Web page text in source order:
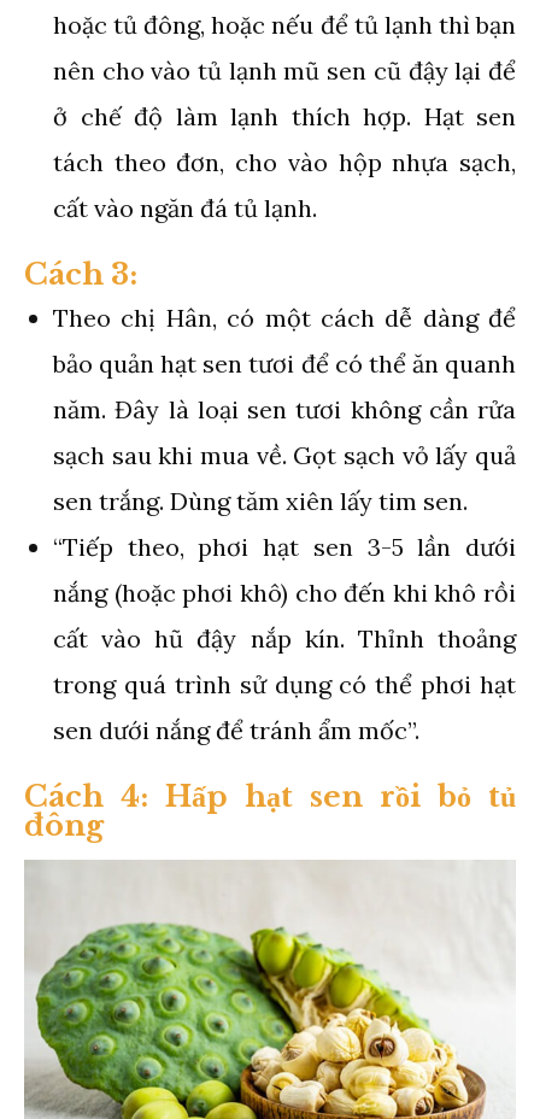
hoặc tủ đông, hoặc nếu để tủ lạnh thì bạn
nên cho vào tủ lạnh mũ sen cũ đậy lại để
ở chế độ làm lạnh thích hợp. Hạt sen
tách theo đơn, cho vào hộp nhựa sạch,
cất vào ngăn đá tủ lạnh.
Cách 3:
Theo chị Hân, có một cách dễ dàng để
bảo quản hạt sen tươi để có thể ăn quanh
năm. Đây là loại sen tươi không cần rửa
sạch sau khi mua về. Gọt sạch vỏ lấy quả
sen trắng. Dùng tăm xiên lấy tim sen.
“Tiếp theo, phơi hạt sen 3-5 lần dưới
nắng (hoặc phơi khô) cho đến khi khô rồi
cất vào hũ đậy nắp kín. Thỉnh thoảng
trong quá trình sử dụng có thể phơi hạt
sen dưới nắng để tránh ẩm mốc”.
Cách 4: Hấp hạt sen rồi bỏ tủ
đông